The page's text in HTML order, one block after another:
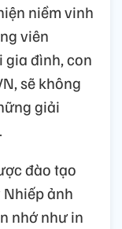
niềm vinh
viên
gia đình, con
sẽ không
giải
đào tạo
ảnh
nhớ như in